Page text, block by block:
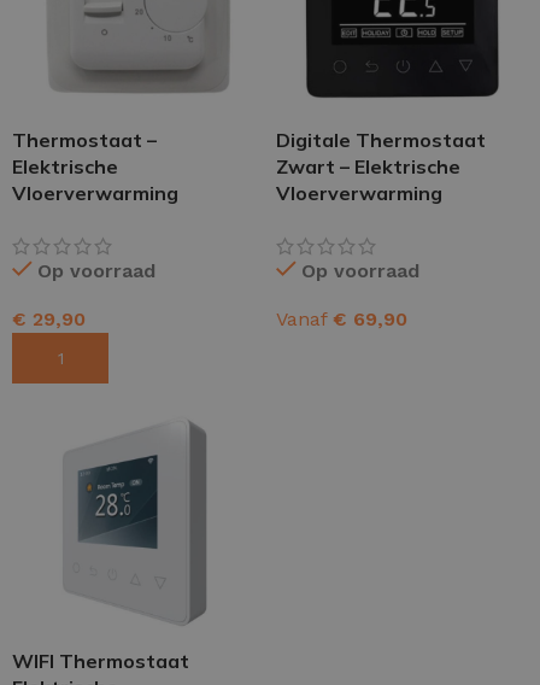
Thermostaat –
Elektrische
Vloerverwarming
Op voorraad
€ 29,90
Digitale Thermostaat
Zwart – Elektrische
Vloerverwarming
Op voorraad
Vanaf € 69,90
WIFI Thermostaat